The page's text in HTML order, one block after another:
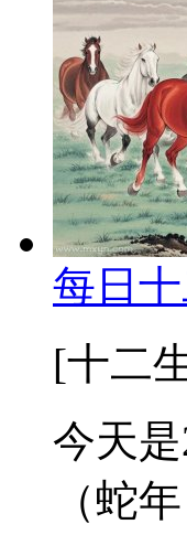
每日
[十二
今天
（蛇